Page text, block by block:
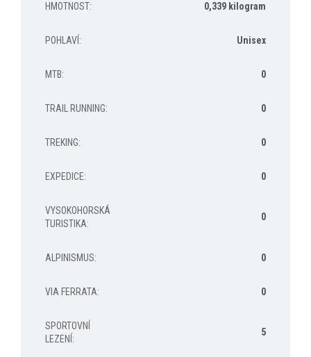
HMOTNOST: 0,339 kilogram
POHLAVÍ : Unisex
MTB: 0
TRAIL RUNNING: 0
TREKING: 0
EXPEDICE: 0
VYSOKOHORSKÁ
TURISTIKA:
0
ALPINISMUS: 0
VIA FERRATA: 0
SPORTOVNÍ
LEZENÍ :
5